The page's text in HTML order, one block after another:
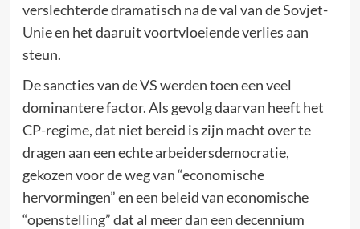
verslechterde dramatisch na de val van de Sovjet-
Unie en het daaruit voortvloeiende verlies aan
steun.
De sancties van de VS werden toen een veel
dominantere factor. Als gevolg daarvan heeft het
CP-regime, dat niet bereid is zijn macht over te
dragen aan een echte arbeidersdemocratie,
gekozen voor de weg van “economische
hervormingen” en een beleid van economische
“openstelling” dat al meer dan een decennium